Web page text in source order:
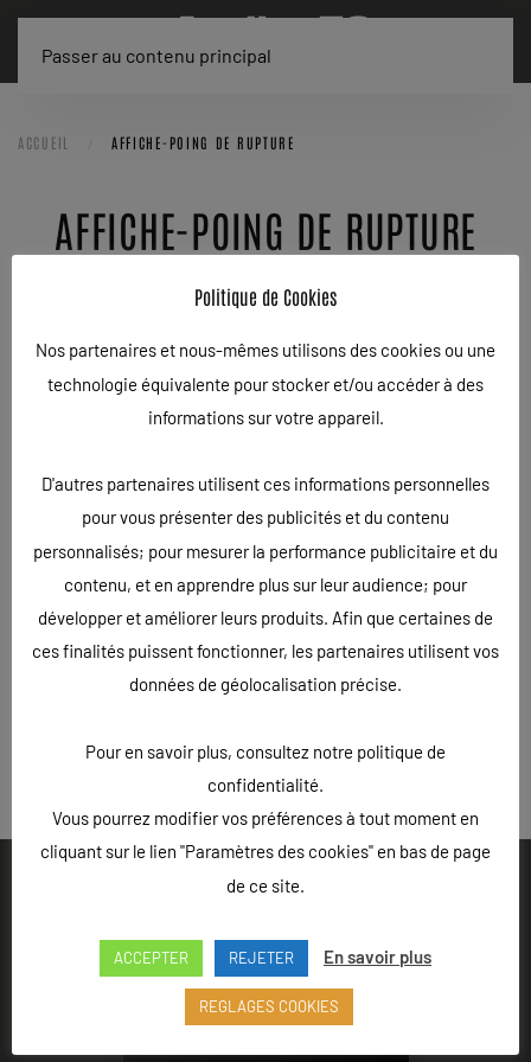
Passer au contenu principal
ACCUEIL AFFICHE-POING DE RUPTURE
AFFICHE-POING DE RUPTURE
ÉCRIT LE 11/04/2026
« Précédent
Ouvert du lundi au vendredi de 9h à 18h - Rue Louis Lepître,
Hôtel des entreprises, 52200 LANGRES
Politique de Cookies
Nos partenaires et nous-mêmes utilisons des cookies ou une
technologie équivalente pour stocker et/ou accéder à des
informations sur votre appareil.
D'autres partenaires utilisent ces informations personnelles
pour vous présenter des publicités et du contenu
personnalisés; pour mesurer la performance publicitaire et du
contenu, et en apprendre plus sur leur audience; pour
développer et améliorer leurs produits. Afin que certaines de
ces finalités puissent fonctionner, les partenaires utilisent vos
données de géolocalisation précise.
Pour en savoir plus, consultez notre politique de
confidentialité.
Vous pourrez modifier vos préférences à tout moment en
cliquant sur le lien "Paramètres des cookies" en bas de page
de ce site.
ACCEPTER REJETER En savoir plus
REGLAGES COOKIES